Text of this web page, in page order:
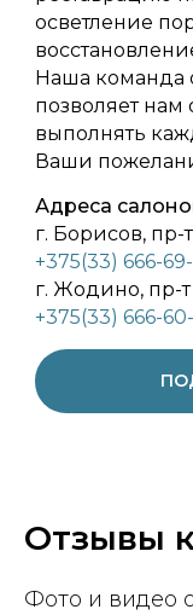
осветление
Наша команда
позволяет нам
выполнять
Ваши
Адреса
г. Борисов,
+375(33) 666-
г. Жодино, пр-
+375(33) 666-
Отзывы
Фото и видео